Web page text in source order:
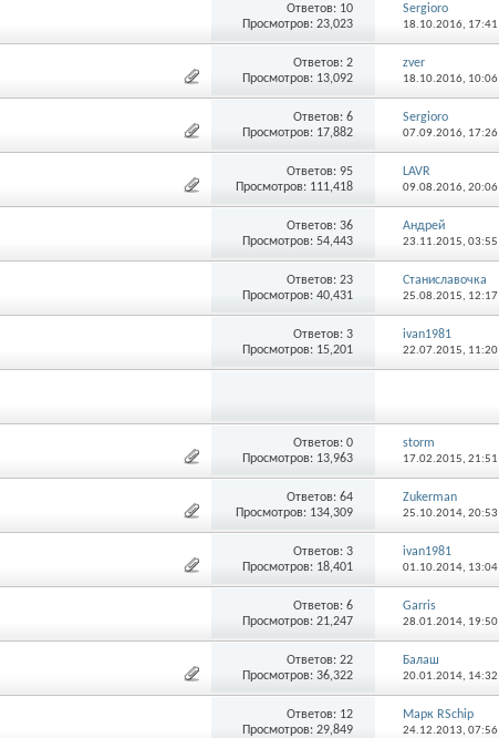
Ответов: 10
Просмотров: 23,023
Sergioro
18.10.2016, 17:41
Ответов:2
Просмотров: 13,092
zver
18.10.2016, 10:06
Ответов:6
Просмотров: 17,882
Sergioro
07.09.2016, 17:26
Ответов:95
Просмотров: 111,418
LAVR
09.08.2016, 20:06
Ответов:36
Просмотров: 54,443
Андрей
23.11.2015, 03:55
Ответов:23
Просмотров: 40,431
Станиславочка
25.08.2015, 12:17
Ответов:3
Просмотров: 15,201
ivan1981
22.07.2015, 11:20
Ответов:0
Просмотров: 13,963
storm
17.02.2015, 21:51
Ответов:64
Просмотров: 134,309
Zukerman
25.10.2014, 20:53
Ответов:3
Просмотров: 18,401
ivan1981
01.10.2014, 13:04
Ответов:6
Просмотров: 21,247
Garris
28.01.2014, 19:50
Ответов:22
Просмотров: 36,322
Балаш
20.01.2014, 14:32
Ответов: 12
Просмотров: 29,849
Марк RSchip
24.12.2013, 07:56